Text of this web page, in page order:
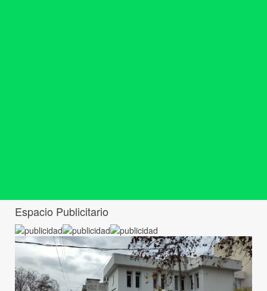
Espacio Publicitario